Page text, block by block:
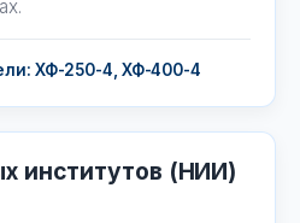
ХФ-250-4, ХФ-400-4
институтов (НИИ)